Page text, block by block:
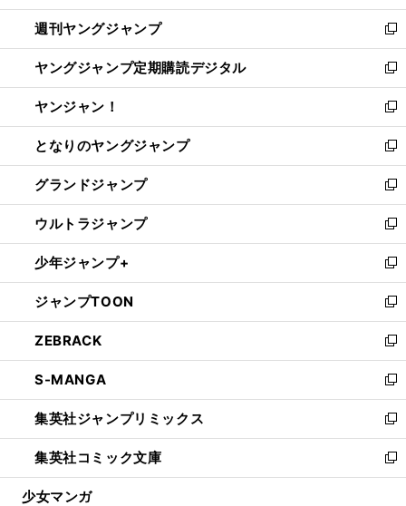
開
く
ウ
で
開
く
ン
ド
ウ
で
開
く
ウ
ィ
ン
ド
ウ
で
開
く
週刊ヤングジャンプ
新
し
い
ウ
ィ
ン
ド
ウ
で
開
く
ヤングジャンプ定期購読デジタル
新
し
い
ウ
ィ
ン
ド
ウ
で
開
く
ヤンジャン！
新
し
い
ウ
ィ
ン
ド
ウ
で
開
く
となりのヤングジャンプ
新
し
い
ウ
ィ
ン
ド
ウ
で
開
く
グランドジャンプ
新
し
い
ウ
ィ
ン
ド
ウ
で
開
く
ウルトラジャンプ
新
し
い
ウ
ィ
ン
ド
ウ
で
開
く
少年ジャンプ+
新
し
い
ウ
ィ
ン
ド
ウ
で
開
く
ジャンプTOON
新
し
い
ウ
ィ
ン
ド
ウ
で
開
ZEBRACK
新
し
い
ウ
ィ
ン
ド
ウ
S-MANGA
新
し
い
ウ
ィ
ン
集英社ジャンプリミックス
新
し
い
ウ
集英社コミック文庫
新
し
少女マンガ